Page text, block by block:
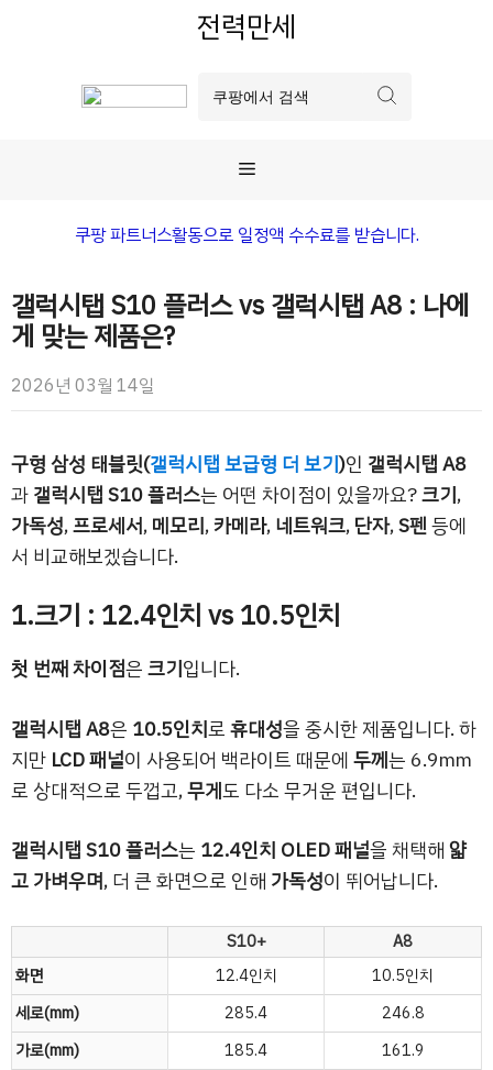
전력만세
메
뉴
쿠팡 파트너스활동으로 일정액 수수료를 받습니다.
갤럭시탭 S10 플러스 vs 갤럭시탭 A8 : 나에
게 맞는 제품은?
2026년 03월 14일
구형 삼성 태블릿(갤럭시탭 보급형 더 보기)인 갤럭시탭 A8
과갤럭시탭 S10 플러스는 어떤 차이점이 있을까요?크기,
가독성,프로세서,메모리,카메라,네트워크,단자,S펜등에
서 비교해보겠습니다.
1.크기 : 12.4인치 vs 10.5인치
첫 번째 차이점은크기입니다.
갤럭시탭 A8은 10.5인치로휴대성을 중시한 제품입니다. 하
지만 LCD 패널이 사용되어 백라이트 때문에두께는 6.9mm
로 상대적으로 두껍고,무게도 다소 무거운 편입니다.
갤럭시탭 S10 플러스는 12.4인치 OLED 패널을 채택해얇
고 가벼우며, 더 큰 화면으로 인해 가독성이 뛰어납니다.
S10+
A8
화면
12.4인치
10.5인치
세로(mm)
285.4
246.8
가로(mm)
185.4
161.9